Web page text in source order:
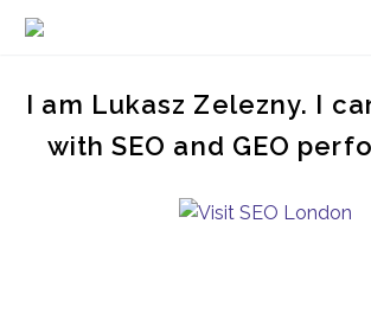
I am Lukasz Zelezny. I
with SEO and GEO